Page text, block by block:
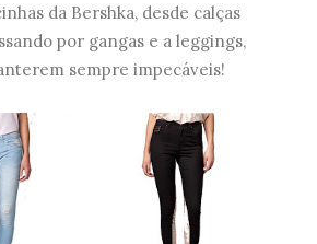
da Bershka, desde calças
por gangas e a leggings,
sempre impecáveis!